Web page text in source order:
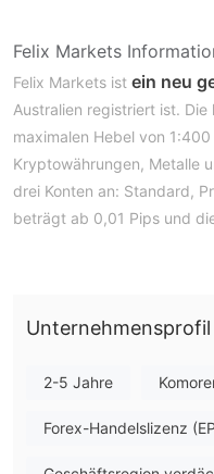
Felix Markets
Felix Markets ist ein neu
Australien registriert ist.
maximalen Hebel von
Kryptowährungen, Metalle
drei Konten an: Standard,
beträgt ab 0,01 Pips und
Vor- und NachteileIst
Authority(MISA) mit der
reguliert zu sein.
Unternehmensprofil
2-5 Jahre
Forex-Handelslizenz